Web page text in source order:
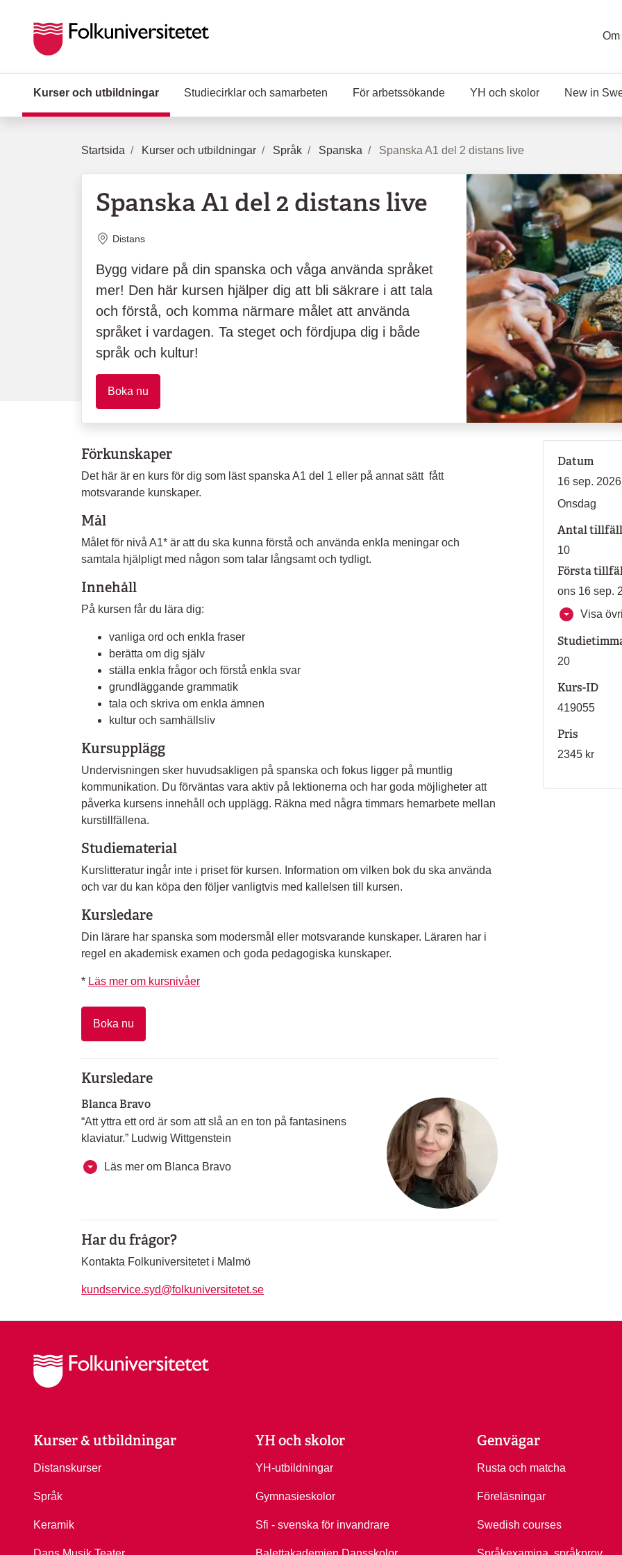
Kurser och utbildningar (Aktuell sida)
Studiecirklar och samarbeten För arbetssökande YH och skolor New in
Startsida Kurser och utbildningar Språk Spanska Spanska A1 del 2 distans live
Spanska A1 del 2 distans live
Plats
Distans
Bygg vidare på din spanska och våga använda språket
mer! Den här kursen hjälper dig att bli säkrare i att tala
och förstå, och komma närmare målet att använda
språket i vardagen. Ta steget och fördjupa dig i både
språk och kultur!
Boka nu
Förkunskaper
Det här är en kurs för dig som läst spanska A1 del 1 eller på annat sätt fått
motsvarande kunskaper.
Mål
Målet för nivå A1* är att du ska kunna förstå och använda enkla meningar och
samtala hjälpligt med någon som talar långsamt och tydligt.
Innehåll
På kursen får du lära dig:
vanliga ord och enkla fraser
berätta om dig själv
ställa enkla frågor och förstå enkla svar
grundläggande grammatik
tala och skriva om enkla ämnen
kultur och samhällsliv
Kursupplägg
Undervisningen sker huvudsakligen på spanska och fokus ligger på muntlig
kommunikation. Du förväntas vara aktiv på lektionerna och har goda möjligheter att
påverka kursens innehåll och upplägg. Räkna med några timmars hemarbete mellan
kurstillfällena.
Studiematerial
Kurslitteratur ingår inte i priset för kursen. Information om vilken bok du ska använda
och var du kan köpa den följer vanligtvis med kallelsen till kursen.
Kursledare
Din lärare har spanska som modersmål eller motsvarande kunskaper. Läraren har i
regel en akademisk examen och goda pedagogiska kunskaper.
* Läs mer om kursnivåer
Boka nu
Kursledare
Blanca Bravo
“Att yttra ett ord är som att slå an en ton på fantasinens
klaviatur.” Ludwig Wittgenstein
Läs mer om Blanca Bravo
Har du frågor?
Kontakta Folkuniversitetet i Malmö
kundservice.syd@folkuniversitetet.se
Datum
16 sep.
Onsdag
Antal
10
Första
ons 16 sep.
Visa
20
Kurs-ID
419055
Pris
2345 kr
Kurser & utbildningar
Distanskurser
Språk
Keramik
YH och skolor
YH-utbildningar
Gymnasieskolor
Sfi - svenska för invandrare
Genvägar
Rusta och matcha
Föreläsningar
Swedish courses